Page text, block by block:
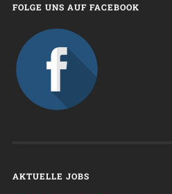
FOLGE UNS AUF FACEBOOK
AKTUELLE JOBS